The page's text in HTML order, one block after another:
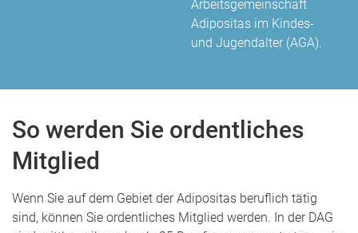
Arbeitsgemeinschaft
Adipositas im Kindes-
und Jugendalter (AGA).
So werden Sie ordentliches
Mitglied
Wenn Sie auf dem Gebiet der Adipositas beruflich tätig
sind, können Sie ordentliches Mitglied werden. In der DAG